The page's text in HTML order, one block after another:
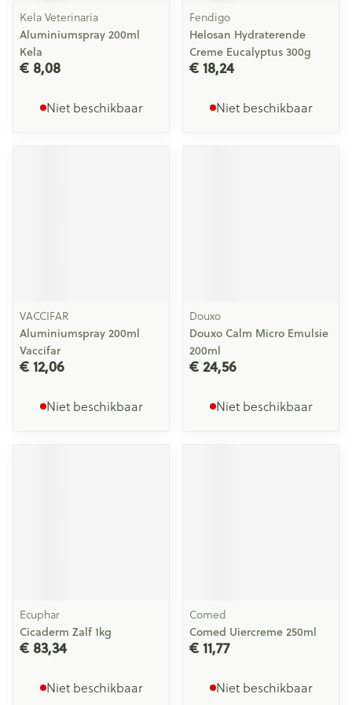
Kela Veterinaria
Aluminiumspray 200ml
Kela
€ 8,08
Niet beschikbaar
Fendigo
Helosan Hydraterende
Creme Eucalyptus 300g
€ 18,24
Niet beschikbaar
VACCIFAR
Aluminiumspray 200ml
Vaccifar
€ 12,06
Niet beschikbaar
Douxo
Douxo Calm Micro Emulsie
200ml
€ 24,56
Niet beschikbaar
Ecuphar
Cicaderm Zalf 1kg
€ 83,34
Niet beschikbaar
Comed
Comed Uiercreme 250ml
€ 11,77
Niet beschikbaar